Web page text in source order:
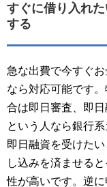
すぐに借り入れ
する
急な出費で今すぐ
なら対応可能です
合は即日審査、即
という人なら銀行
即日融資を受けた
し込みを済ませる
性が高いです。逆